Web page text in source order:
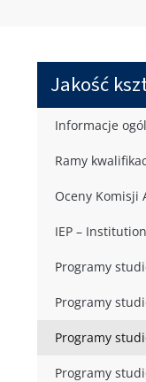
Jakość
Informacje
Ramy
Oceny Komisji
IEP –
Programy
Programy
Programy
Programy